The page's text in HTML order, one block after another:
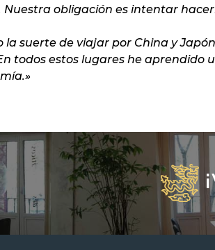
Nuestraobligación es intentar
la suerte de viajar por China y
todosestos lugares he aprendido
.»